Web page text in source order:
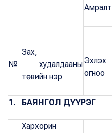
№
Зах,
худалдааны
төвийн нэр
Амралт
Эхлэх
огноо
1 . БАЯНГОЛ ДҮҮРЭГ
Хархорин